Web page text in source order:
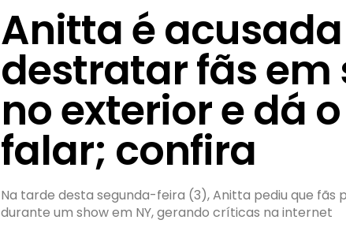
Anitta é
destratar fãs em
no exterior e dá
falar; confira
Na tarde desta segunda-feira (3), Anitta pediu que fãs
durante um show em NY, gerando críticas na internet